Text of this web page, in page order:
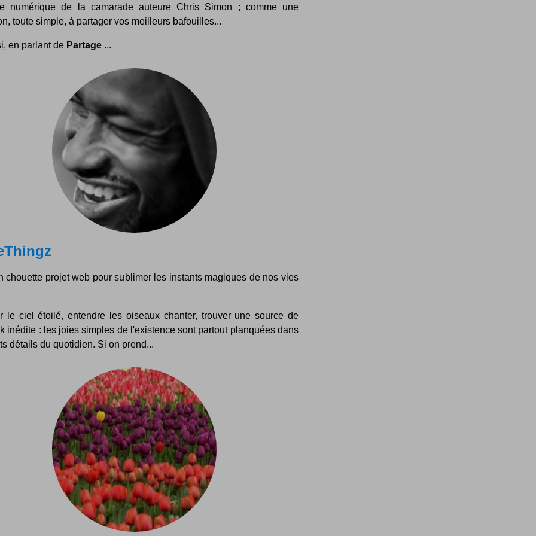
numérique de la camarade auteure Chris Simon ; comme une
toute simple, à partager vos meilleurs bafouilles...
en parlant de Partage ...
chouette projet web pour sublimer les instants magiques de nos vies
le ciel étoilé, entendre les oiseaux chanter, trouver une source de
inédite : les joies simples de l'existence sont partout planquées dans
détails du quotidien. Si on prend...